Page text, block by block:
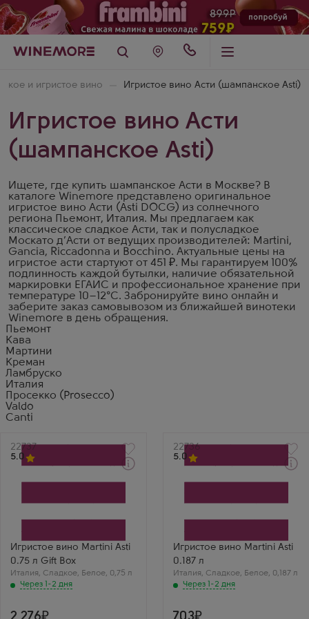
и игристое вино Игристое вино Асти (шампанское Asti)
Игристое вино Асти
(шампанское Asti)
Ищете, где купить шампанское Асти в Москве? В
каталоге Winemore представлено оригинальное
игристое вино Асти (Asti DOCG) из солнечного
региона Пьемонт, Италия. Мы предлагаем как
классическое сладкое Асти, так и полусладкое
Москато д’Асти от ведущих производителей: Martini,
Gancia, Riccadonna и Bocchino. Актуальные цены на
игристое асти стартуют от 451 ₽. Мы гарантируем 100%
подлинность каждой бутылки, наличие обязательной
маркировки ЕГАИС и профессиональное хранение при
температуре 10–12°C. Забронируйте вино онлайн и
заберите заказ самовывозом из ближайшей винотеки
Winemore в день обращения.
Пьемонт
Кава
Мартини
Креман
Ламбруско
Италия
Просекко (Prosecco)
Valdo
Canti
Артикул
22737
5.0
Игристое вино Martini Asti
0.75 л Gift Box
Италия, Сладкое, Белое, 0,75 л
Через 1-2 дня
Мартини Асти
Martini
Сорт винограда
Мускат Белый (Москато
Бьянко)
Регион
Мартини Асти в
Артикул
22736
5.0
Игристое вино Martini Asti
0.187 л
Италия, Сладкое, Белое, 0,187 л
Через 1-2 дня
Мартини Асти
Martini
Сорт винограда
Мускат Белый (Москато
Бьянко)
Регион
Малышка Мартини